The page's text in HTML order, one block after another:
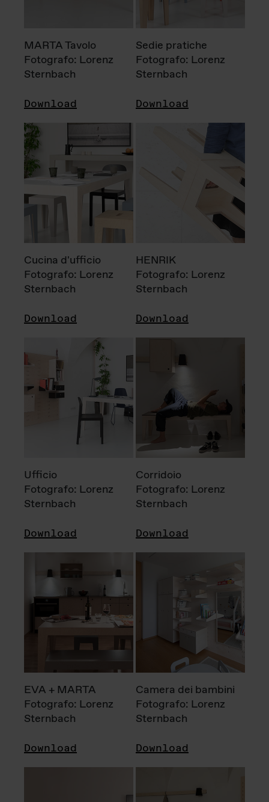
MARTA Tavolo
Fotografo: Lorenz
Sternbach
Download
Sedie pratiche
Fotografo: Lorenz
Sternbach
Download
Cucina d'ufficio
Fotografo: Lorenz
Sternbach
Download
HENRIK
Fotografo: Lorenz
Sternbach
Download
Ufficio
Fotografo: Lorenz
Sternbach
Download
Corridoio
Fotografo: Lorenz
Sternbach
Download
EVA + MARTA
Fotografo: Lorenz
Sternbach
Download
Camera dei bambini
Fotografo: Lorenz
Sternbach
Download